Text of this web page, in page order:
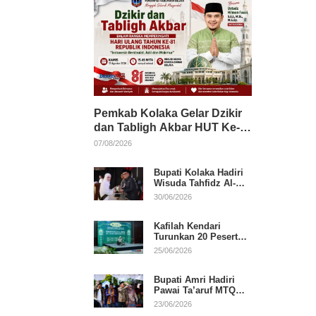
Pemkab Kolaka Gelar Dzikir
dan Tabligh Akbar HUT Ke-
81 RI, Hadirkan Dai Nasional
07/08/2026
Bupati Kolaka Hadiri
Wisuda Tahfidz Al-
Qur’an, Komitmen
30/06/2026
Kafilah Kendari
Turunkan 20 Peserta
pada Hari Pertama
25/06/2026
Bupati Amri Hadiri
Pawai Ta’aruf MTQ
XXXI Sultra, Beri
23/06/2026